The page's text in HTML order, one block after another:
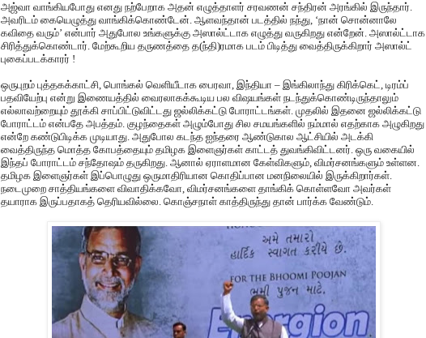
அஜ்வா வாங்கியபோது எனது நற்பேறாக அதன் எழுத்தாளர் சரவணன் சந்திரன் அரங்கில் இருந்தார்.
அவரிடம் கையெழுத்து வாங்கிக்கொண்டேன். ஆளவந்தான் படத்தில் நந்து, ‘நான் சொன்னாலே
கவிதை வரும்’ என்பார் அதுபோல உங்களுக்கு அஸால்ட்டாக எழுத்து வருகிறது என்றேன். அஸால்ட்டாக
சிரித்துக்கொண்டார். மேற்கூறிய தருணத்தை த(ந்தி)ரமாக படம் பிடித்து வைத்திருக்கிறார் அஸால்ட்
புகைப்படக்காரர் !
ஒருபுறம் புத்தகக்காட்சி, பொங்கல் வெளியீடாக பைரவா, இந்தியா – இங்கிலாந்து கிரிக்கெட், டிரம்ப்
பதவியேற்பு என்று இணையத்தில் வைரலாகக்கூடிய பல விஷயங்கள் நடந்துக்கொண்டிருந்தாலும்
எல்லாவற்றையும் தூக்கி சாப்பிட்டுவிட்டது ஜல்லிக்கட்டு போராட்டங்கள். முதலில் இதனை ஜல்லிக்கட்டு
போராட்டம் என்பதே அபத்தம். குழந்தைகள் அழும்போது சில சமயங்களில் நம்மால் எதற்காக அழுகிறது
என்றே கண்டுபிடிக்க முடியாது. அதுபோல கடந்த ஐந்தரை ஆண்டுகால ஆட்சியில் அடக்கி
வைத்திருந்த மொத்த கோபத்தையும் தமிழக இளைஞர்கள் காட்டத் துவங்கிவிட்டனர். ஒரு வகையில்
இந்தப் போராட்டம் சந்தோஷம் தருகிறது. ஆனால் ஏராளமான கேள்விகளும், விமர்சனங்களும் உள்ளன.
தமிழக இளைஞர்கள் இப்பொழுது ஒருமாதிரியான கொதிப்பான மனநிலையில் இருக்கிறார்கள்.
நடைமுறை சாத்தியங்களை விவாதிக்கவோ, விமர்சனங்களை தாங்கிக் கொள்ளவோ அவர்கள்
தயாராக இருப்பதாகத் தெரியவில்லை. கொஞ்சநாள் காத்திருந்து தான் பார்க்க வேண்டும்.